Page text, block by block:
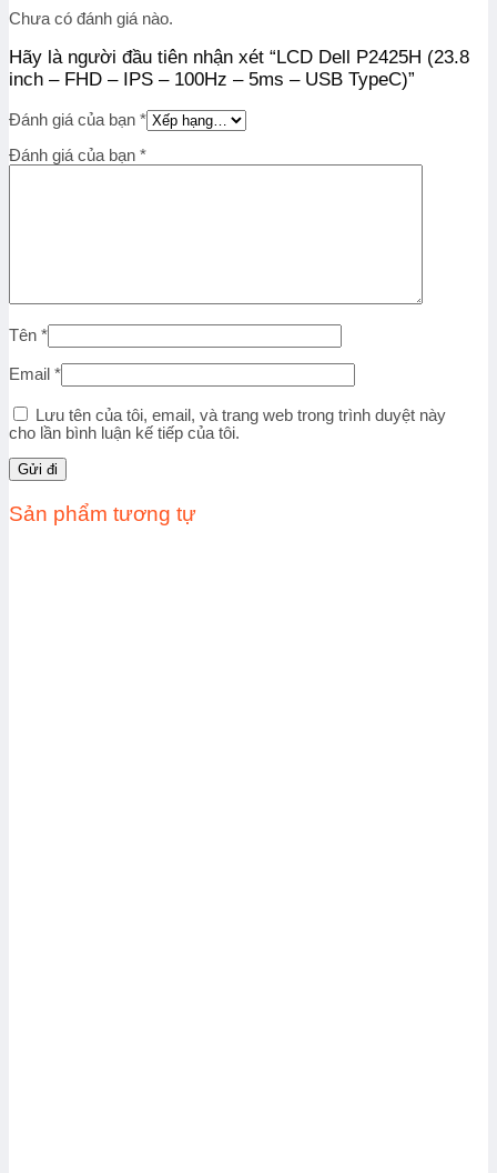
Chưa có đánh giá nào.
Hãy là người đầu tiên nhận xét “LCD Dell P2425H (23.8
inch – FHD – IPS – 100Hz – 5ms – USB TypeC)”
Đánh giá của bạn *
Đánh giá của bạn *
Tên *
Email *
Lưu tên của tôi, email, và trang web trong trình duyệt này
cho lần bình luận kế tiếp của tôi.
Sản phẩm tương tự